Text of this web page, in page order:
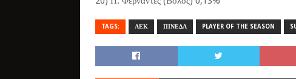
TAGS: ΑΕΚ ΠΙΝΕΔΑ PLAYER OF THE SEASON